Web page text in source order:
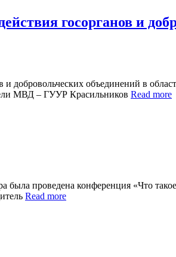
госорганов и
добровольческих объединений в
МВД – ГУУР Красильников Read more
проведена конференция «Что
Read more